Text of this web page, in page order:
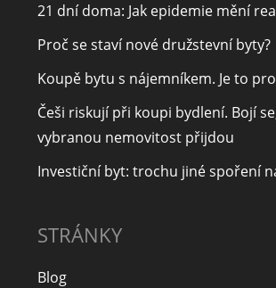
21 dní doma: Jak epidemie mění
Proč se staví nové družstevní byty?
Koupě bytu s nájemníkem. Je to
Češi riskují při koupi bydlení. Bojí
vybranou nemovitost přijdou
Investiční byt: trochu jiné spoření
STRÁNKY
Blog